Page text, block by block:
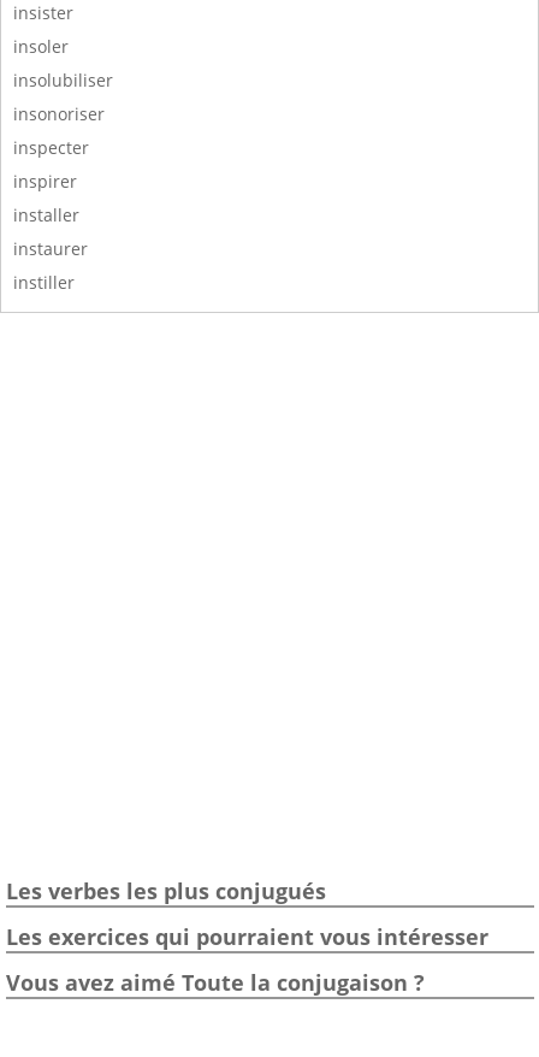
insister
insoler
insolubiliser
insonoriser
inspecter
inspirer
installer
instaurer
instiller
Les verbes les plus conjugués
Les exercices qui pourraient vous intéresser
Vous avez aimé Toute la conjugaison ?